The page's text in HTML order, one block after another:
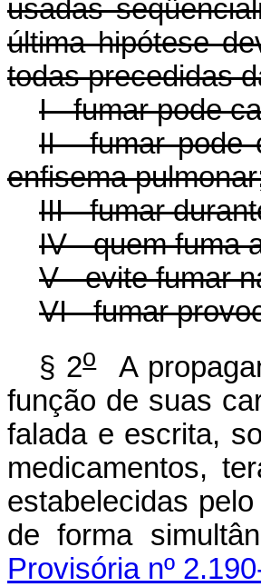
usadas
última hipótese
todas precedidas
I - fumar pode
II - fumar pode
enfisema
III - fumar
IV - quem fuma
V - evite fumar
VI - fumar
§ 2oA
função de suas
falada e escrita,
medicamentos,
estabelecidas
de forma
Provisória nº